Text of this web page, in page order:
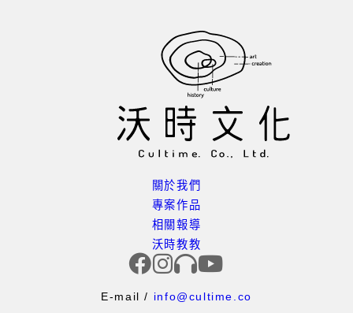
關於我們
專案作品
相關報導
沃時教教
E-mail / info@cultime.co